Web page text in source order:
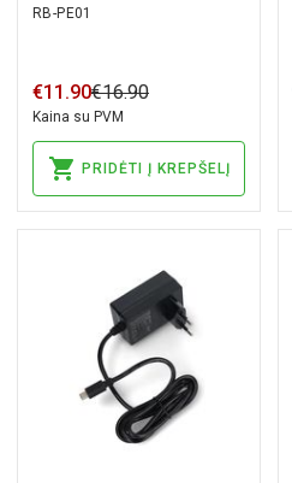
suderinama su
DC JOY-IT
RB-PE01
€11 .90€16.90
Kaina su PVM
PRIDĖTI Į KREPŠELĮ